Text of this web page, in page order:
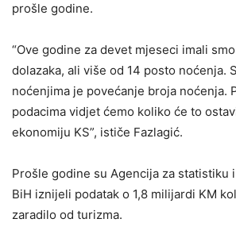
prošle godine.
“Ove godine za devet mjeseci imali
dolazaka, ali više od 14 posto noćenja.
noćenjima je povećanje broja noćenja.
podacima vidjet ćemo koliko će to
ekonomiju KS”, ističe Fazlagić.
Prošle godine su Agencija za statistiku
BiH iznijeli podatak o 1,8 milijardi KM
zaradilo od turizma.